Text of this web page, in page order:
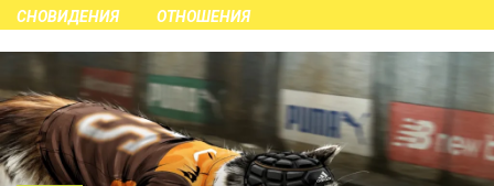
СНОВИДЕНИЯ
ОТНОШЕНИЯ